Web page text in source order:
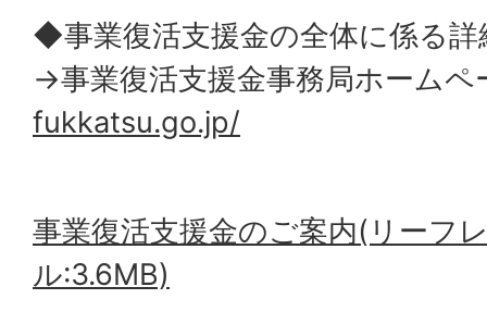
◆事業復活支援金の全体に係る
→事業復活支援金事務局ホーム
fukkatsu.go.jp/
事業復活支援金のご案内(リーフ
ル:3.6MB)